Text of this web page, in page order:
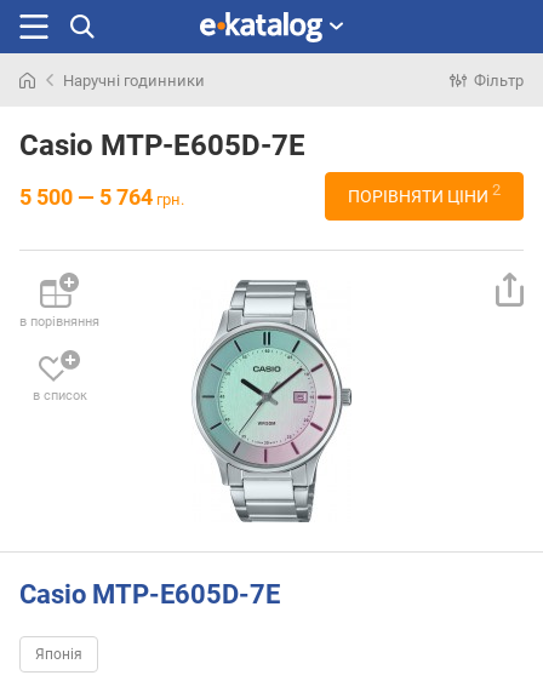
раніше
Наручні годинники Фільтр
Casio MTP-E605D-7E
5 500 — 5 764 грн. ПОРІВНЯТИ ЦІНИ 2
в порівняння
в список
Casio MTP-E605D-7E
Японія